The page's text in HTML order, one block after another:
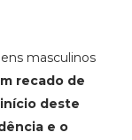
masculinos
recado de
deste
e o